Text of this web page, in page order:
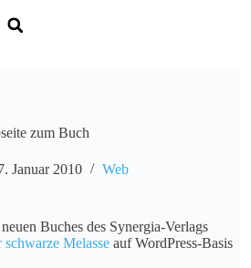
zum Buch
Januar 2010 Web
Buches des Synergia-Verlags
schwarze Melasse auf WordPress-Basis